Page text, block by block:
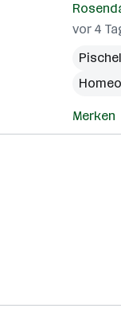
vor 4
Merken